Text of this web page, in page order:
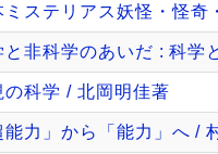
ミステリアス妖怪・怪
と非科学のあいだ : 科学
の科学 / 北岡明佳著
能力」から「能力」へ /